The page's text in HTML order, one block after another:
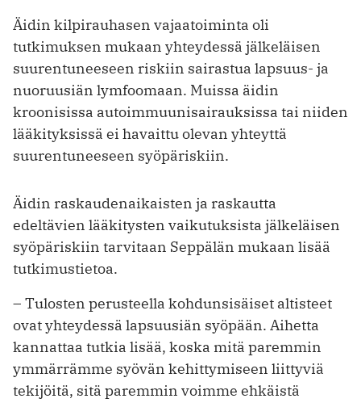
Äidin kilpirauhasen vajaatoiminta oli
tutkimuksen mukaan yhteydessä jälkeläisen
suurentuneeseen riskiin sairastua lapsuus- ja
nuoruusiän lymfoomaan. Muissa äidin
kroonisissa autoimmuunisairauksissa tai niiden
lääkityksissä ei havaittu olevan yhteyttä
suurentuneeseen syöpäriskiin.
Äidin raskaudenaikaisten ja raskautta
edeltävien lääkitysten vaikutuksista jälkeläisen
syöpäriskiin tarvitaan Seppälän mukaan lisää
tutkimustietoa.
– Tulosten perusteella kohdunsisäiset altisteet
ovat yhteydessä lapsuusiän syöpään. Aihetta
kannattaa tutkia lisää, koska mitä paremmin
ymmärrämme syövän kehittymiseen liittyviä
tekijöitä, sitä paremmin voimme ehkäistä